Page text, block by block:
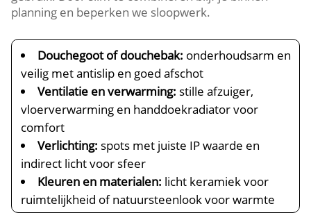
planning en beperken we sloopwerk.
Douchegoot of douchebak: onderhoudsarm en
veilig met antislip en goed afschot
Ventilatie en verwarming: stille afzuiger,
vloerverwarming en handdoekradiator voor
comfort
Verlichting: spots met juiste IP waarde en
indirect licht voor sfeer
Kleuren en materialen: licht keramiek voor
ruimtelijkheid of natuursteenlook voor warmte